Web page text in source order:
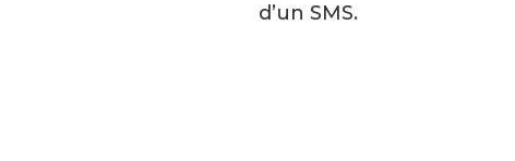
d’un SMS.